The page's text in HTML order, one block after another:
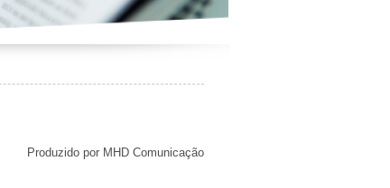
Produzido por MHD Comunicação